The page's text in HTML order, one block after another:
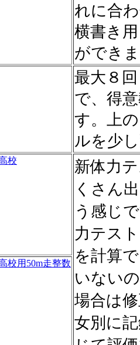
れに合
横書き
ができ
最大８
で、得
す。上
ルを少
校
新体力
くさん
う感じ
力テス
を計算
いない
場合は
女別に
校用50m走整数